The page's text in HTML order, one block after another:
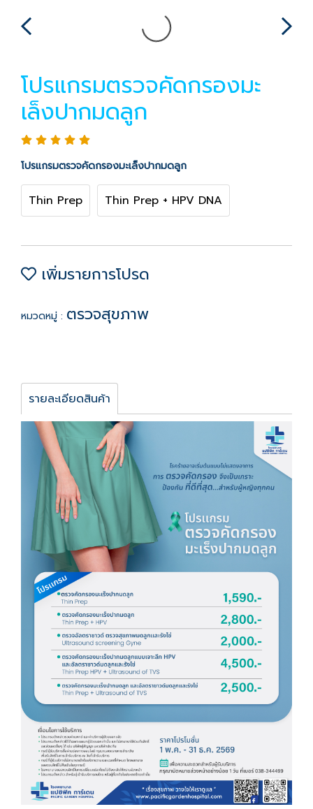
โปรแกรมตรวจคัดกรองมะ
เล็งปากมดลูก
โปรแกรมตรวจคัดกรองมะเล็งปากมดลูก
Thin Prep Thin Prep + HPV DNA
เพิ่มรายการโปรด
หมวดหมู่ : ตรวจสุขภาพ
รายละเอียดสินค้า